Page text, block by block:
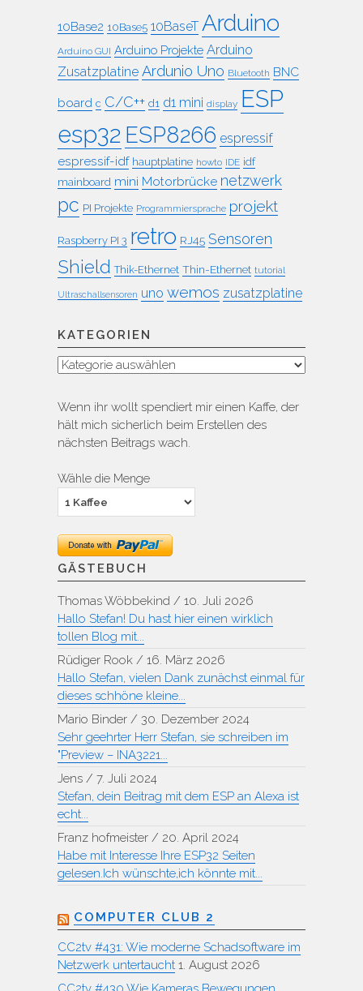
10Base2 10Base5 10BaseT Arduino
Arduino GUI Arduino Projekte Arduino
Zusatzplatine Ardunio Uno Bluetooth BNC
board c C/C++ d1 d1 mini display ESP
esp32 ESP8266 espressif
espressif-idf hauptplatine howto IDE idf
mainboard mini Motorbrücke netzwerk
pc PI Projekte Programmiersprache projekt
Raspberry PI 3 retro RJ45 Sensoren
Shield Thik-Ethernet Thin-Ethernet tutorial
Ultraschallsensoren uno wemos zusatzplatine
KATEGORIEN
Kategorien
Wenn ihr wollt spendiert mir einen Kaffe, der
hält mich sicherlich beim Erstellen des
nächsten Beitrags wach.
Wähle die Menge
GÄSTEBUCH
Thomas Wöbbekind / 10. Juli 2026
Hallo Stefan! Du hast hier einen wirklich
tollen Blog mit...
Rüdiger Rook / 16. März 2026
Hallo Stefan, vielen Dank zunächst einmal für
dieses schhöne kleine...
Mario Binder / 30. Dezember 2024
Sehr geehrter Herr Stefan, sie schreiben im
"Preview – INA3221...
Jens / 7. Juli 2024
Stefan, dein Beitrag mit dem ESP an Alexa ist
echt...
Franz hofmeister / 20. April 2024
Habe mit Interesse Ihre ESP32 Seiten
gelesen.Ich wünschte,ich könnte mit...
COMPUTER CLUB 2
CC2tv #431: Wie moderne Schadsoftware im
Netzwerk untertaucht 1. August 2026